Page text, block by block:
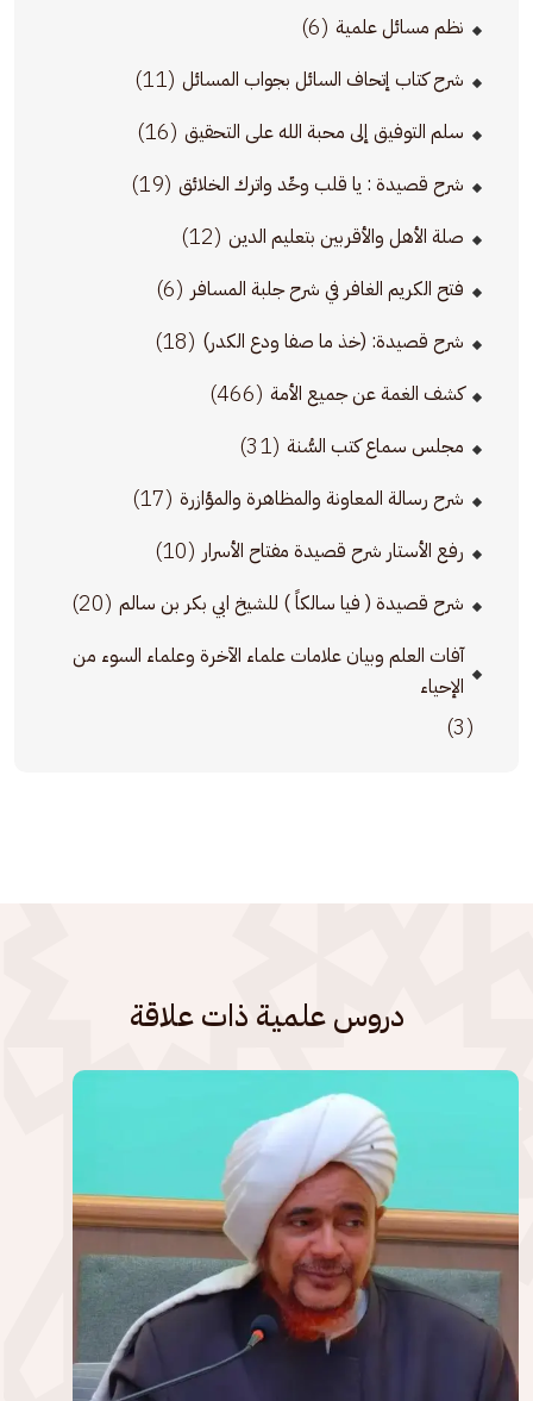
نظم مسائل علمية (6)
شرح كتاب إتحاف السائل بجواب المسائل (11)
سلم التوفيق إلى محبة الله على التحقيق (16)
شرح قصيدة : يا قلب وحِّد واترك الخلائق (19)
صلة الأهل والأقربين بتعليم الدين (12)
فتح الكريم الغافر في شرح جلبة المسافر (6)
شرح قصيدة: (خذ ما صفا ودع الكدر) (18)
كشف الغمة عن جميع الأمة (466)
مجلس سماع كتب السُّنة (31)
شرح رسالة المعاونة والمظاهرة والمؤازرة (17)
رفع الأستار شرح قصيدة مفتاح الأسرار (10)
شرح قصيدة ( فيا سالكاً ) للشيخ ابي بكر بن سالم (20)
آفات العلم وبيان علامات علماء الآخرة وعلماء السوء من
الإحياء
(3)
دروس علمية ذات علاقة
الصورة